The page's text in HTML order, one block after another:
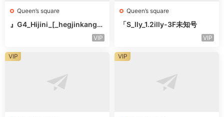
Queen’s square
』G4_Hijini_[_hegjinkang-
VIP
Queen’s square
「S_lly_1.2illy-3F未知号
VIP
VIP VIP